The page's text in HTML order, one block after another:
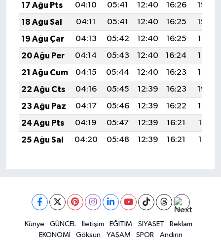
17 Ağu Pts
04:10 05:41 12:40 16:26
19:30
18 Ağu Sal
04:11 05:41 12:40 16:25
19:29
19 Ağu Çar
04:13 05:42 12:40 16:25
19:28
20 Ağu Per
04:14 05:43 12:40 16:24
19:26
21 Ağu Cum
04:15 05:44 12:40 16:23
19:25
22 Ağu Cts
04:16 05:45 12:39 16:23
19:24
23 Ağu Paz
04:17 05:46 12:39 16:22
19:22
24 Ağu Pts
04:19 05:47 12:39 16:21
19:21
25 Ağu Sal
04:20 05:48 12:39 16:21 19:19
Künye GÜNCEL İletişim EĞİTİM SİYASET
Reklam
EKONOMİ
Göksun YAŞAM SPOR Andırın
BİLİM VE TEKNOLOJİ
YARIŞMALAR
TANITIM
HABERDE İNSAN